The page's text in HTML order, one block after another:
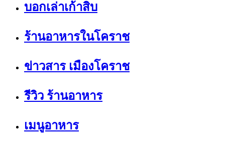
บอกเล่าเก้าสิบ
ร้านอาหารในโคราช
ข่าวสาร เมืองโคราช
รีวิว ร้านอาหาร
เมนูอาหาร